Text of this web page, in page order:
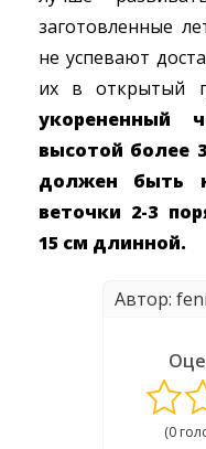
заготовленные
не успевают
их в открытый
укорененный
высотой более
должен быть
веточки 2-3
15 см длинной.
Автор:
(0